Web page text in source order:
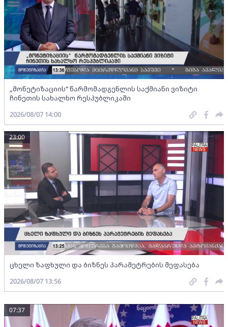
„მონეტიზაციის“ წარმომადგენლის საქმიანი ვიზიტი
ჩინეთის სახალხო რესპუბლიკაში
2026/08/07 14:00
ცხელი ზაფხული და ბიზნეს პარამეტრების შეფასება
23:00
2026/08/07 13:56
07:37